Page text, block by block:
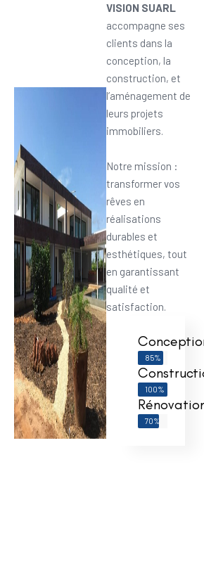
VISION SUARL
accompagne ses
clients dans la
conception, la
construction, et
l’aménagement de
leurs projets
immobiliers.
Notre mission :
transformer vos
rêves en
réalisations
durables et
esthétiques, tout
en garantissant
qualité et
satisfaction.
85%
100%
70%